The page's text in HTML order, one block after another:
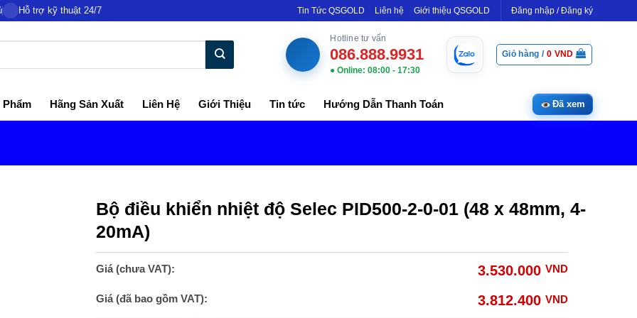
Hỗ trợ kỹ thuật 24/7 Tin Tức QSGOLD Liên hệ Giới thiệu QSGOLD Đăng nhập / Đăng ký
Hotline tư vấn
086.888.9931
● Online: 08:00 - 17:30
Giỏ hàng / 0 VND
Phẩm Hãng Sản Xuất Liên Hệ Giới Thiệu Tin tức Hướng Dẫn Thanh Toán Đã xem
Bộ điều khiển nhiệt độ Selec PID500-2-0-01 (48 x 48mm, 4-
20mA)
Giá (chưa VAT): 3.530.000VND
Giá (đã bao gồm VAT): 3.812.400VND